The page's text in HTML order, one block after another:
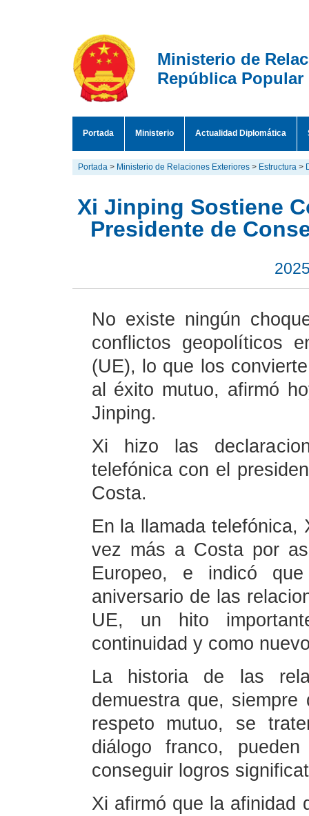
Ministerio de
República Popular
Portada Ministerio Actualidad Diplomática
Portada > Ministerio de Relaciones Exteriores > Estructura >
Xi Jinping Sostiene
Presidente de
No existe ningún
conflictos geopolíticos
(UE), lo que los
al éxito mutuo, afirmó
Jinping.
Xi hizo las
telefónica con el
Costa.
En la llamada telefónica,
vez más a Costa por
Europeo, e indicó
aniversario de las
UE, un hito
continuidad y como
La historia de las
demuestra que,
respeto mutuo, se
diálogo franco,
conseguir logros
Xi afirmó que la afinidad